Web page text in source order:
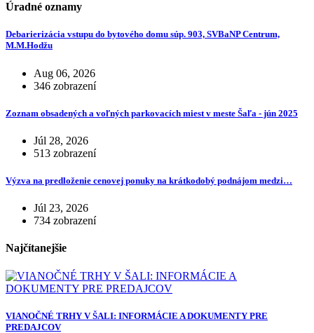
Úradné oznamy
Debarierizácia vstupu do bytového domu súp. 903, SVBaNP Centrum,
M.M.Hodžu
Aug 06, 2026
346 zobrazení
Zoznam obsadených a voľných parkovacích miest v meste Šaľa - jún 2025
Júl 28, 2026
513 zobrazení
Výzva na predloženie cenovej ponuky na krátkodobý podnájom medzi…
Júl 23, 2026
734 zobrazení
Najčítanejšie
VIANOČNÉ TRHY V ŠALI: INFORMÁCIE A DOKUMENTY PRE
PREDAJCOV